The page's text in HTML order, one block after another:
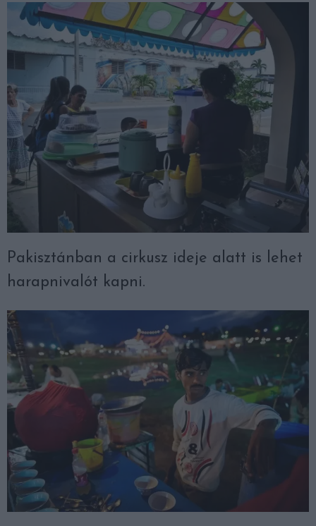
Pakisztánban a cirkusz ideje alatt is lehet
harapnivalót kapni.